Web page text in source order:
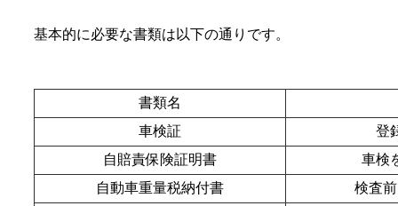
基本的に必要な書類は以下の通りです。
書類名
車検証
登
自賠責保険証明書
車検
自動車重量税納付書
検査